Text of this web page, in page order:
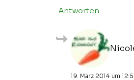
Antworten
19. März 2014 um